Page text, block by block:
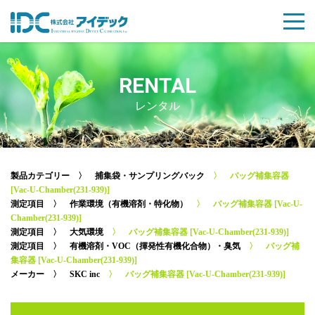
RENTAL
レンタル
製品カテゴリー 〉 捕集袋・サンプリングバック
〉 バッグ補集容器
[Vac-U-Chamber(231-939)]
測定項目
〉 作業環境（有機溶剤・特化物）
〉 バッグ補集容器 [Vac-U-
Chamber(231-939)]
測定項目
〉 大気環境
〉 バッグ補集容器 [Vac-U-Chamber(231-939)]
測定項目
〉 有機溶剤・VOC（揮発性有機化合物）・臭気
〉 バッグ補
集容器 [Vac-U-Chamber(231-939)]
メーカー
〉 SKC inc 〉 バッグ補集容器 [Vac-U-Chamber(231-939)]